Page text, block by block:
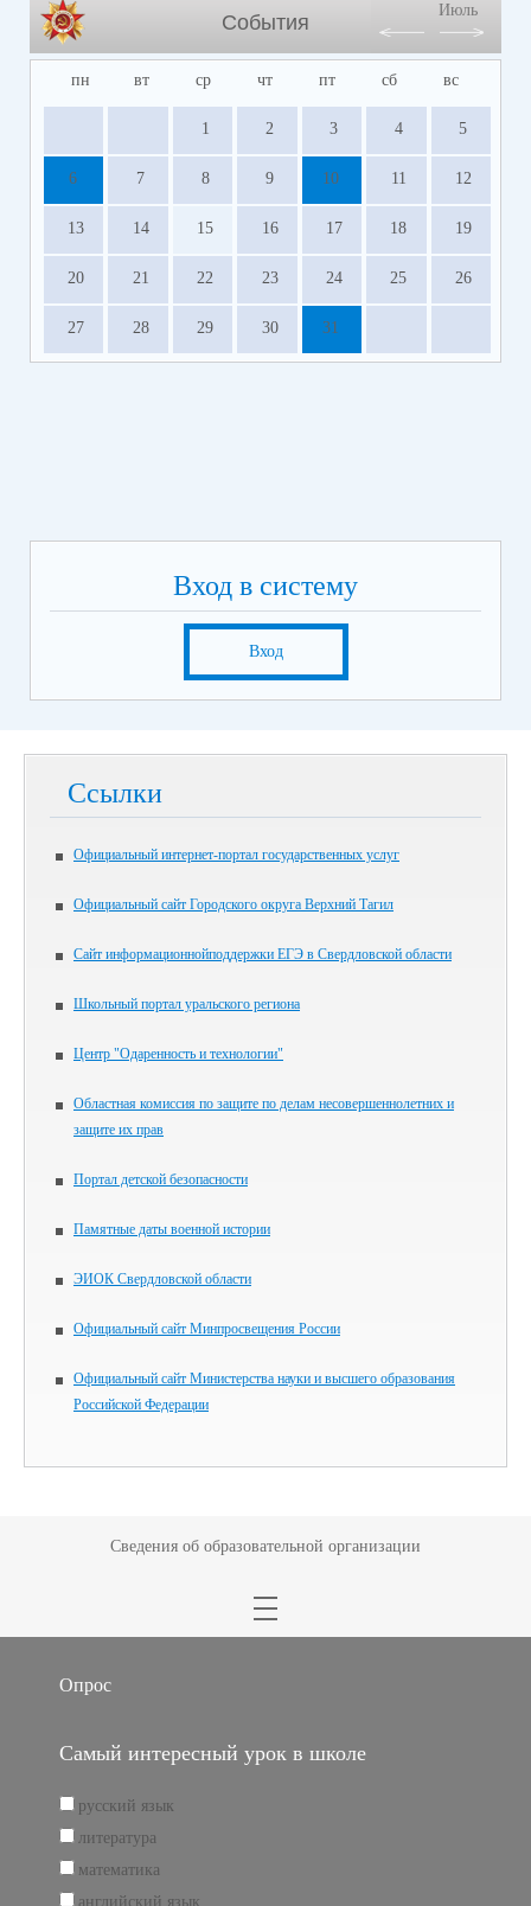
События
Июль
пн вт ср чт пт сб вс
1 2 3 4 5
6 7 8 9 10 11 12
13 14 15 16 17 18 19
20 21 22 23 24 25 26
27 28 29 30 31
Вход в систему
Вход
Ссылки
Официальный интернет-портал государственных услуг
Официальный сайт Городского округа Верхний Тагил
Сайт информационнойподдержки ЕГЭ в Свердловской области
Школьный портал уральского региона
Центр "Одаренность и технологии"
Областная комиссия по защите по делам несовершеннолетних и
защите их прав
Портал детской безопасности
Памятные даты военной истории
ЭИОК Свердловской области
Официальный сайт Минпросвещения России
Официальный сайт Министерства науки и высшего образования
Российской Федерации
Сведения об образовательной организации
Опрос
Самый интересный урок в школе
русский язык
литература
математика
английский язык